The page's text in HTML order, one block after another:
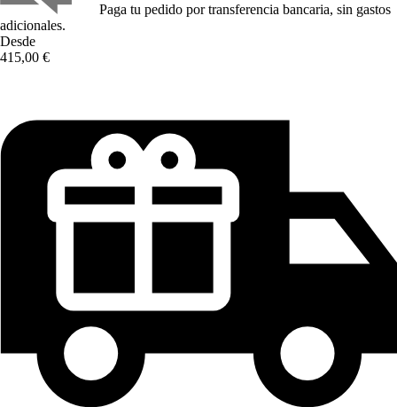
Paga tu pedido por transferencia bancaria, sin gastos
adicionales.
Desde
415,00 €